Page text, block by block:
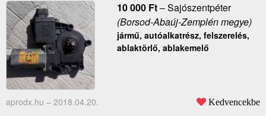
10 000 Ft–Sajószentpéter
(Borsod-Abaúj-Zemplén megye)
jármű, autóalkatrész, felszerelés,
ablaktörlő, ablakemelő
aprodx.hu – 2018.04.20. Kedvencekbe